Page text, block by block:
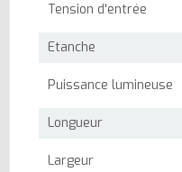
Tension d'entrée
Etanche
Puissance lumineuse
Longueur
Largeur